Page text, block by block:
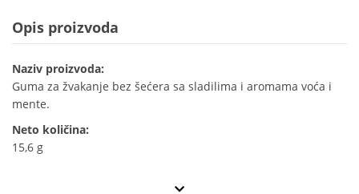
Opis proizvoda
Naziv proizvoda:
Guma za žvakanje bez šećera sa sladilima i aromama voća i
mente.
Neto količina:
15,6 g